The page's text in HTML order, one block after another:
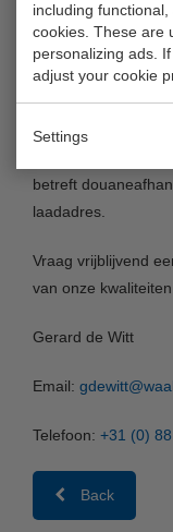
including
cookies. These are
personalizing ads.
adjust your cookie
Settings
Vervoer per truck
een belangrijke
Rotterdam en
zeeterminal
Waalhaven Cool
betreft
laadadres.
Vraag vrijblijvend
van onze
Gerard de Witt
Email:
Telefoon: +31 (0)
Back